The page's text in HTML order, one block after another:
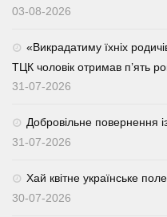
03-08-2026
«Викрадатиму їхніх
ТЦК чоловік отримав п’ять
31-07-2026
Добровільне повернення
31-07-2026
Хай квітне українське
30-07-2026